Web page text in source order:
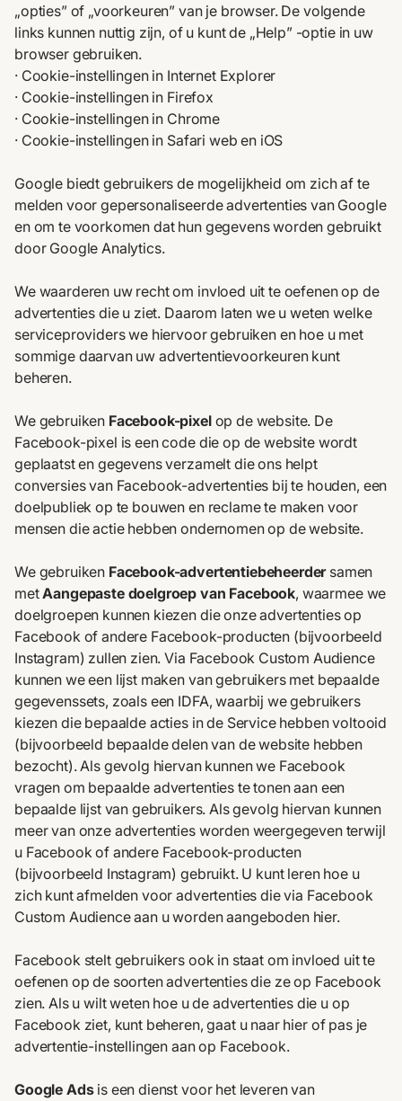
„opties” of „voorkeuren” van je browser. De volgende
links kunnen nuttig zijn, of u kunt de „Help” -optie in uw
browser gebruiken.
· Cookie-instellingen in Internet Explorer
· Cookie-instellingen in Firefox
· Cookie-instellingen in Chrome
· Cookie-instellingen in Safari web en iOS
Google biedt gebruikers de mogelijkheid om zich af te
melden voor gepersonaliseerde advertenties van Google
en om te voorkomen dat hun gegevens worden gebruikt
door Google Analytics.
We waarderen uw recht om invloed uit te oefenen op de
advertenties die u ziet. Daarom laten we u weten welke
serviceproviders we hiervoor gebruiken en hoe u met
sommige daarvan uw advertentievoorkeuren kunt
beheren.
We gebruiken Facebook-pixelop de website. De
Facebook-pixel is een code die op de website wordt
geplaatst en gegevens verzamelt die ons helpt
conversies van Facebook-advertenties bij te houden, een
doelpubliek op te bouwen en reclame te maken voor
mensen die actie hebben ondernomen op de website.
We gebruiken Facebook-advertentiebeheerdersamen
metAangepaste doelgroep van Facebook, waarmee we
doelgroepen kunnen kiezen die onze advertenties op
Facebook of andere Facebook-producten (bijvoorbeeld
Instagram) zullen zien. Via Facebook Custom Audience
kunnen we een lijst maken van gebruikers met bepaalde
gegevenssets, zoals een IDFA, waarbij we gebruikers
kiezen die bepaalde acties in de Service hebben voltooid
(bijvoorbeeld bepaalde delen van de website hebben
bezocht). Als gevolg hiervan kunnen we Facebook
vragen om bepaalde advertenties te tonen aan een
bepaalde lijst van gebruikers. Als gevolg hiervan kunnen
meer van onze advertenties worden weergegeven terwijl
u Facebook of andere Facebook-producten
(bijvoorbeeld Instagram) gebruikt. U kunt leren hoe u
zich kunt afmelden voor advertenties die via Facebook
Custom Audience aan u worden aangeboden hier.
Facebook stelt gebruikers ook in staat om invloed uit te
oefenen op de soorten advertenties die ze op Facebook
zien. Als u wilt weten hoe u de advertenties die u op
Facebook ziet, kunt beheren, gaat u naar hierof pas je
advertentie-instellingen aan op Facebook.
Google Adsis een dienst voor het leveren van